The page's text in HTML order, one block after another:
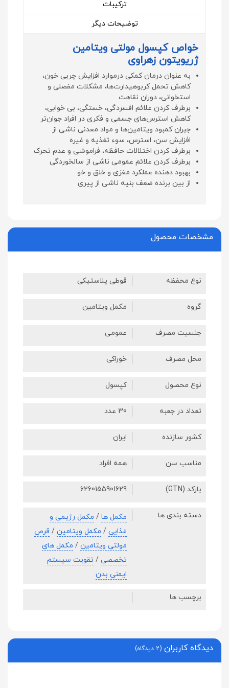
ترکیبات
توضیحات دیگر
خواص کپسول مولتی ویتامین
ژریویتون زهراوی
به عنوان درمان کمکی درموارد افزایش چربی خون،
کاهش تحمل کربوهیدارت‌ها، مشکلات مفصلی و
استخوانی، دوران نقاهت
برطرف کردن علائم افسردگی، خستگی، بی خوابی،
کاهش استرس‌های جسمی و فکری در افراد جوان‌تر
جبران کمبود ویتامین‌ها و مواد معدنی ناشی از
افزایش سن، استرس، سوء تغذیه و غیره
برطرف کردن اختلالات حافظه، فراموشی و عدم تحرک
برطرف کردن علائم عمومی ناشی از سالخوردگی
بهبود دهنده عملکرد مغزی و خلق و خو
از بین برنده ضعف بنیه ناشی از پیری
مشخصات محصول
نوع محفظه قوطی پلاستیکی
گروه مکمل ویتامین
جنسیت مصرف عمومی
محل مصرف خوراکی
نوع محصول کپسول
تعداد در جعبه 30 عدد
کشور سازنده ایران
مناسب سن همه افراد
بارکد (GTN) 6260155901629
دسته بندی ها مکمل ها / مکمل رژیمی و
غذایی / مکمل ویتامین / قرص
مولتی ویتامین / مکمل های
تخصصی / تقویت سیستم
ایمنی بدن
برچسب ها
دیدگاه کاربران (2 دیدگاه)